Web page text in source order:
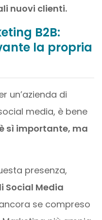
nuovi clienti.
B2B:
la propria
un’azienda di
media, è bene
sì importante, ma
presenza,
Social Media
se compreso